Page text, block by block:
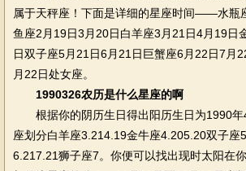
属于天秤座！下面是详细的星座时间——水瓶
鱼座2月19日3月20日白羊座3月21日4月19日
日双子座5月21日6月21日巨蟹座6月22日7月
月22日处女座。
1990326农历是什么星座的啊
根据你的阴历生日得出阳历生日为1990年
座划分白羊座3.214.19金牛座4.205.20双子座
6.217.21狮子座7。你便可以找出现时太阳在